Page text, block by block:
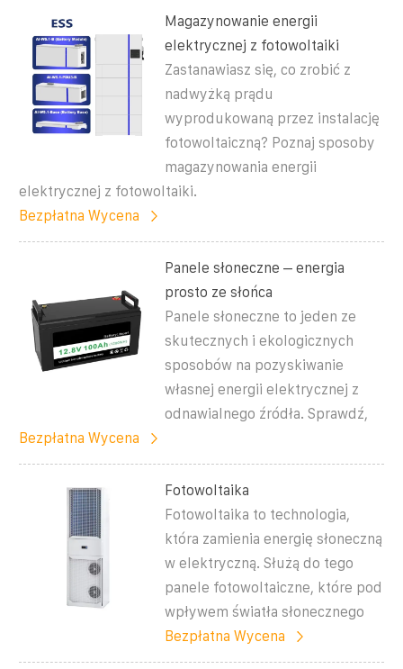
Magazynowanie energii
elektrycznej z fotowoltaiki
Zastanawiasz się, co zrobić z
nadwyżką prądu
wyprodukowaną przez instalację
fotowoltaiczną? Poznaj sposoby
magazynowania energii
elektrycznej z fotowoltaiki.
Bezpłatna Wycena
Panele słoneczne – energia
prosto ze słońca
Panele słoneczne to jeden ze
skutecznych i ekologicznych
sposobów na pozyskiwanie
własnej energii elektrycznej z
odnawialnego źródła. Sprawdź,
Bezpłatna Wycena
Fotowoltaika
Fotowoltaika to technologia,
która zamienia energię słoneczną
w elektryczną. Służą do tego
panele fotowoltaiczne, które pod
wpływem światła słonecznego
Bezpłatna Wycena